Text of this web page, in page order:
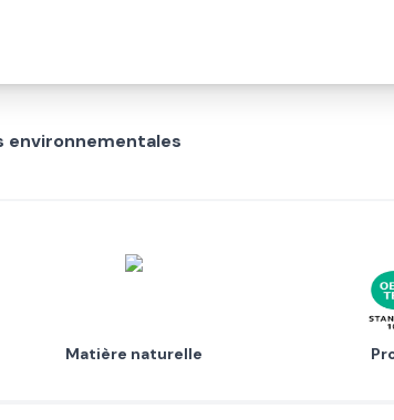
Matière naturelle